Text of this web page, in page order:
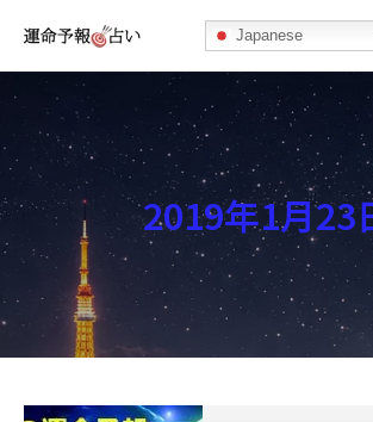
Japanese
運命予報占い
運命予報占いとは
あなたの所属部屋を探そう！
最恐の相性占い
秘伝公開！吉凶カレンダー
記事カテゴリー
2019年1月23